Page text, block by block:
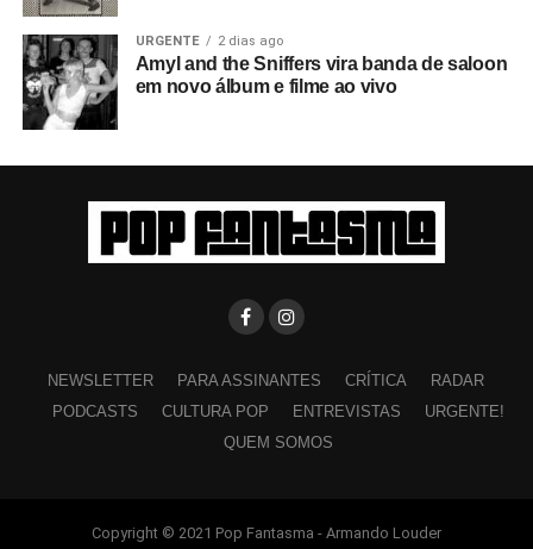
URGENTE 2 dias ago
Amyl and the Sniffers vira banda de saloon
em novo álbum e filme ao vivo
NEWSLETTER PARA ASSINANTES CRÍTICA
RADAR
PODCASTS
CULTURA POP ENTREVISTAS
URGENTE!
QUEM SOMOS
Copyright © 2021 Pop Fantasma - Armando Louder